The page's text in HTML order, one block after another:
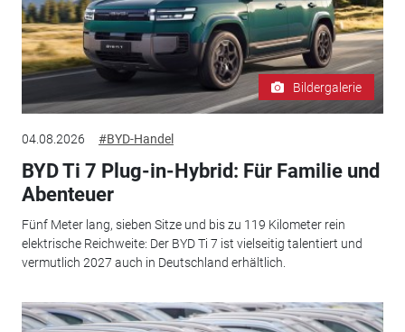
Bildergalerie
04.08.2026 #BYD-Handel
BYD Ti 7 Plug-in-Hybrid: Für Familie und
Abenteuer
Fünf Meter lang, sieben Sitze und bis zu 119 Kilometer rein
elektrische Reichweite: Der BYD Ti 7 ist vielseitig talentiert und
vermutlich 2027 auch in Deutschland erhältlich.